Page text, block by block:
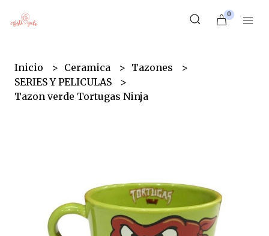
0
Inicio Ceramica
Tazones
SERIES Y PELICULAS
Tazon verde Tortugas Ninja